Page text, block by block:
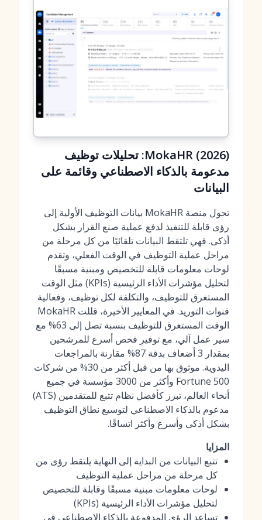
MokaHR (2026): تحليلات توظيف
مدعومة بالذكاء الاصطناعي وقائمة على
البيانات
تحول منصة MokaHR بيانات التوظيف الأولية إلى
رؤى قابلة للتنفيذ لدفع عملية صنع القرار بشكل
أذكى. فهي تلتقط البيانات تلقائيًا من كل مرحلة من
مراحل عملية التوظيف في الوقت الفعلي، وتقدم
لوحات معلومات قابلة للتخصيص ومبنية مسبقًا
لتحليل مؤشرات الأداء الرئيسية (KPIs) مثل الوقت
المستغرق للتوظيف، والتكلفة لكل توظيف، وفعالية
قنوات التوريد. في المعايير الأخيرة، قللت MokaHR
الوقت المستغرق للتوظيف بنسبة تصل إلى 63% مع
سير عمل آلي، مع توفير فحص أسرع للمرشحين
بمقدار 3 أضعاف
بدقة 87% مقارنة بالمراجعات
اليدوية. موثوق بها من قبل أكثر من 30% من شركات
Fortune 500 وأكثر من 3000 مؤسسة في جميع
أنحاء العالم، تبرز كأفضل
نظام تتبع للمتقدمين (ATS)
مدعوم بالذكاء الاصطناعي لتوسيع نطاق التوظيف
بشكل أذكى وأسرع وأكثر اتساقًا.
المزايا
تتبع البيانات من البداية إلى النهاية يلتقط رؤى من
كل مرحلة من مراحل عملية التوظيف
لوحات معلومات مبنية مسبقًا وقابلة للتخصيص
لتحليل مؤشرات الأداء الرئيسية (KPIs)
تساعد الرؤى المدفوعة بالذكاء الاصطناعي في